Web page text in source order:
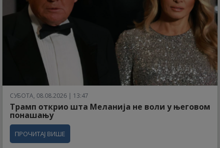
СУБОТА, 08.08.2026 | 13:47
Трамп открио шта Меланија не воли у његовом
понашању
ПРОЧИТАЈ ВИШЕ